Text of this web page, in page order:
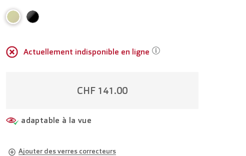
Actuellement indisponible en ligne
CHF 141.00
adaptable à la vue
Ajouter des verres correcteurs